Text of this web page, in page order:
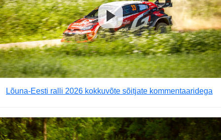
Lõuna-Eesti ralli 2026 kokkuvõte sõitjate kommentaaridega